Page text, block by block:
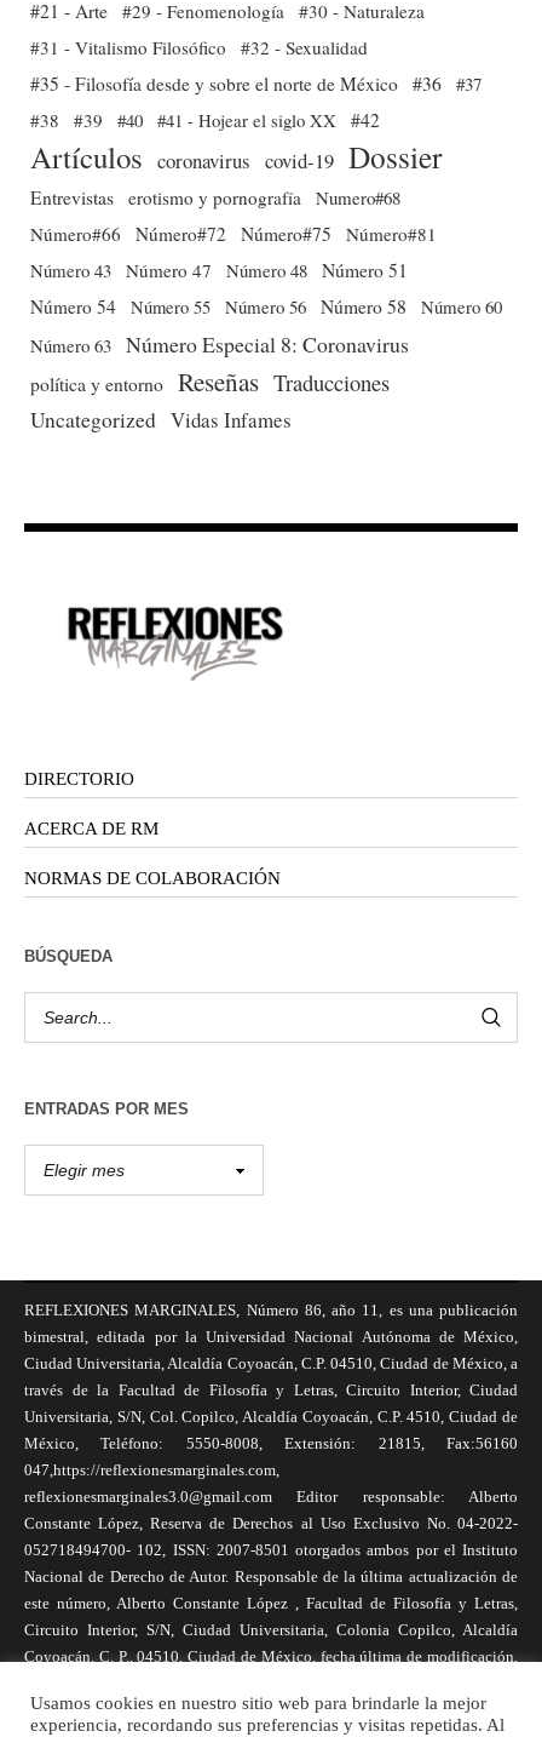
#21 - Arte #29 - Fenomenología
#30 - Naturaleza
#31 - Vitalismo Filosófico
#32 - Sexualidad
#35 - Filosofía desde y sobre el norte de México #36 #37
#38
#39 #40 #41 - Hojear el siglo XX #42
Artículos coronavirus covid-19 Dossier
Entrevistas erotismo y pornografía
Numero#68
Número#66
Número#72 Número#75
Número#81
Número 43 Número 47 Número 48 Número 51
Número 54 Número 55 Número 56 Número 58
Número 60
Número 63 Número Especial 8: Coronavirus
política y entorno Reseñas Traducciones
Uncategorized Vidas Infames
DIRECTORIO
ACERCA DE RM
NORMAS DE COLABORACIÓN
BÚSQUEDA
ENTRADAS POR MES
REFLEXIONES MARGINALES, Número 86, año 11, es una publicación
bimestral, editada por la Universidad Nacional Autónoma de México,
Ciudad Universitaria, Alcaldía Coyoacán, C.P. 04510, Ciudad de México, a
través de la Facultad de Filosofía y Letras, Circuito Interior, Ciudad
Universitaria, S/N, Col. Copilco, Alcaldía Coyoacán, C.P. 4510, Ciudad de
México, Teléfono: 5550-8008, Extensión: 21815, Fax:56160
047,https://reflexionesmarginales.com,
reflexionesmarginales3.0@gmail.com Editor responsable: Alberto
Constante López, Reserva de Derechos al Uso Exclusivo No. 04-2022-
052718494700- 102, ISSN: 2007-8501 otorgados ambos por el Instituto
Nacional de Derecho de Autor. Responsable de la última actualización de
este número, Alberto Constante López , Facultad de Filosofía y Letras,
Circuito Interior, S/N, Ciudad Universitaria, Colonia Copilco, Alcaldía
Coyoacán, C. P., 04510, Ciudad de México, fecha última de modificación,
necesariamente reflejan la postura de la revista, ni de Universidad Nacional
Usamos cookies en nuestro sitio web para brindarle la mejor
experiencia, recordando sus preferencias y visitas repetidas. Al